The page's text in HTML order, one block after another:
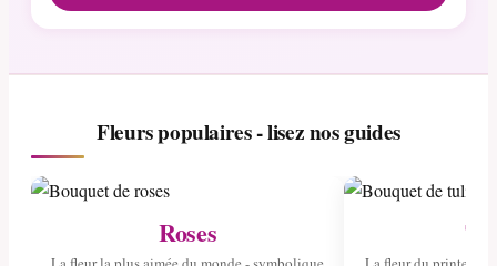
Fleurs populaires - lisez nos guides
Roses